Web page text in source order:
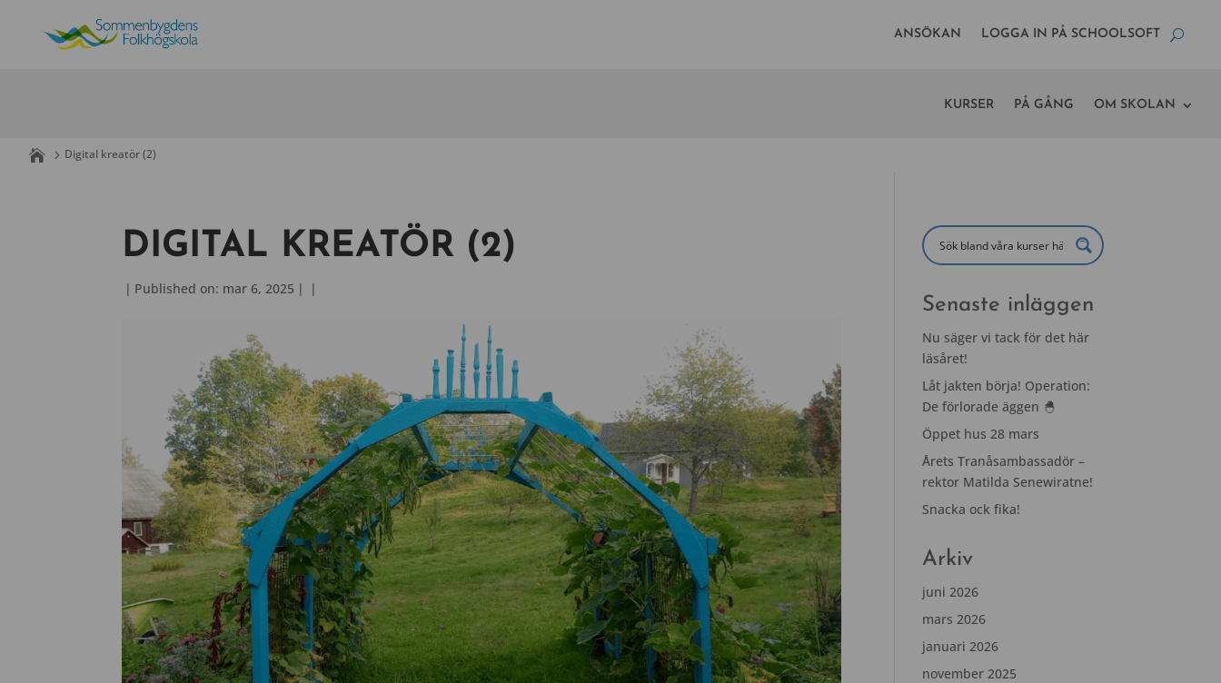
content
ANSÖKAN LOGGA IN PÅ SCHOOLSOFT
KURSER PÅ GÅNG OM SKOLAN
Digital kreatör (2)
DIGITAL KREATÖR (2)
| Published on: mar 6, 2025 | |
Senaste inläggen
Nu säger vi tack för det här
läsåret!
Låt jakten börja! Operation:
De förlorade äggen 🐣
Öppet hus 28 mars
Årets Tranåsambassadör –
rektor Matilda Senewiratne!
Snacka ock fika!
Arkiv
juni 2026
mars 2026
januari 2026
november 2025